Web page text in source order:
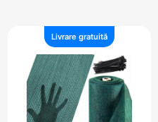
Livrare gratuită